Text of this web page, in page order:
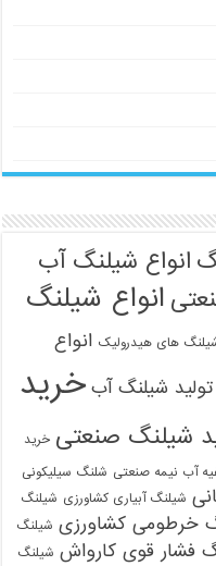
انواع شیلنگ آب
انواع شیلنگ
شیلنگ های هیدرولیک انواع
تولید شیلنگ آب خرید
شیلنگ صنعتی خرید
آب نیمه صنعتی شلنگ سیلیکونی
شیلنگ آبیاری کشاورزی شیلنگ
خرطومی کشاورزی شیلنگ
فشار قوی کارواش شیلنگ